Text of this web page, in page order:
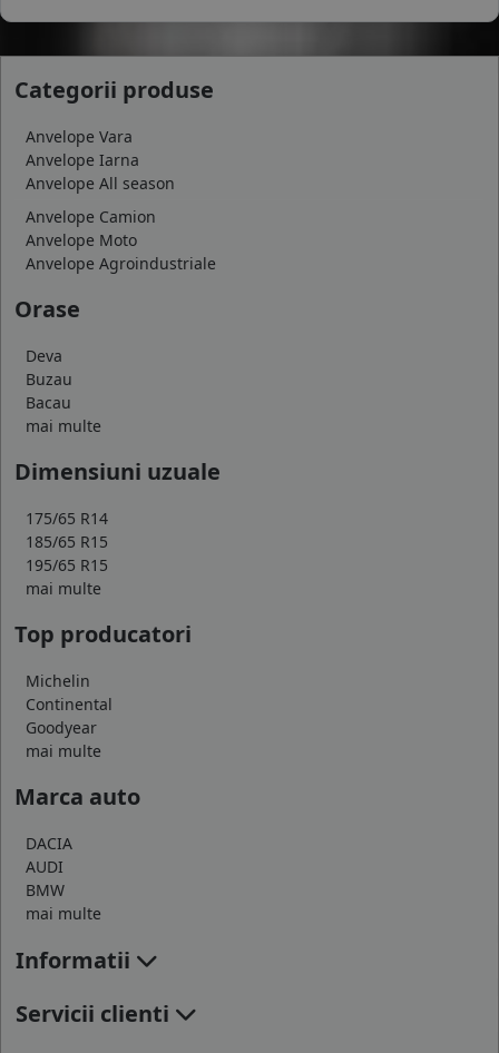
Categorii produse
Anvelope Vara
Anvelope Iarna
Anvelope All season
Anvelope Camion
Anvelope Moto
Anvelope Agroindustriale
Orase
Deva
Buzau
Bacau
mai multe
Dimensiuni uzuale
175/65 R14
185/65 R15
195/65 R15
mai multe
Top producatori
Michelin
Continental
Goodyear
mai multe
Marca auto
DACIA
AUDI
BMW
mai multe
Informatii
Servicii clienti